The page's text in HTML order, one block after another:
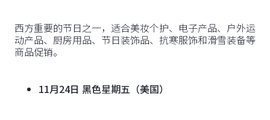
西方重要的节日之一，适合美妆个护、电子产品、户外运
动产品、厨房用品、节日装饰品、抗寒服饰和滑雪装备等
商品促销。
11月24日 黑色星期五（美国）